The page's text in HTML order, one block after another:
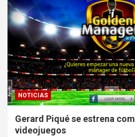
NOTICIAS
Gerard Piqué se estrena
videojuegos